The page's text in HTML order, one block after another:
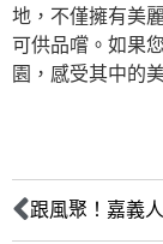
地，不僅擁有美
可供品嚐。如果
園，感受其中的